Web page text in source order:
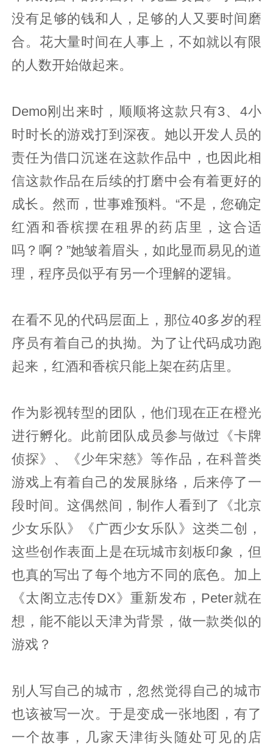
没有足够的钱和人，足够的人又要时间磨
合。花大量时间在人事上，不如就以有限
的人数开始做起来。
Demo刚出来时，顺顺将这款只有3、4小
时时长的游戏打到深夜。她以开发人员的
责任为借口沉迷在这款作品中，也因此相
信这款作品在后续的打磨中会有着更好的
成长。然而，世事难预料。“不是，您确定
红酒和香槟摆在租界的药店里，这合适
吗？啊？”她皱着眉头，如此显而易见的道
理，程序员似乎有另一个理解的逻辑。
在看不见的代码层面上，那位40多岁的程
序员有着自己的执拗。为了让代码成功跑
起来，红酒和香槟只能上架在药店里。
作为影视转型的团队，他们现在正在橙光
进行孵化。此前团队成员参与做过《卡牌
侦探》、《少年宋慈》等作品，在科普类
游戏上有着自己的发展脉络，后来停了一
段时间。这偶然间，制作人看到了《北京
少女乐队》《广西少女乐队》这类二创，
这些创作表面上是在玩城市刻板印象，但
也真的写出了每个地方不同的底色。加上
《太阁立志传DX》重新发布，Peter就在
想，能不能以天津为背景，做一款类似的
游戏？
别人写自己的城市，忽然觉得自己的城市
也该被写一次。于是变成一张地图，有了
一个故事，几家天津街头随处可见的店